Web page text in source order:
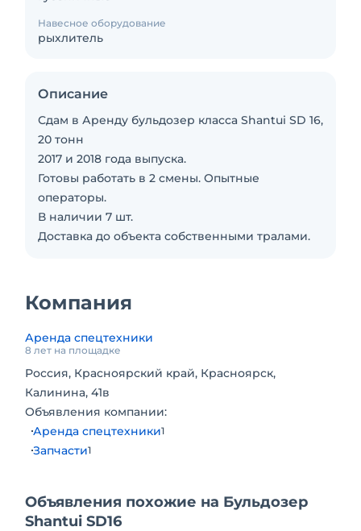
Навесное оборудование
рыхлитель
Описание
Сдам в Аренду бульдозер класса Shantui SD 16,
20 тонн
2017 и 2018 года выпуска.
Готовы работать в 2 смены. Опытные
операторы.
В наличии 7 шт.
Доставка до объекта собственными тралами.
Компания
Аренда спецтехники
8 лет на площадке
Россия, Красноярский край, Красноярск,
Калинина, 41в
Объявления компании:
Аренда спецтехники1
Запчасти1
Объявления похожие на Бульдозер
Shantui SD16